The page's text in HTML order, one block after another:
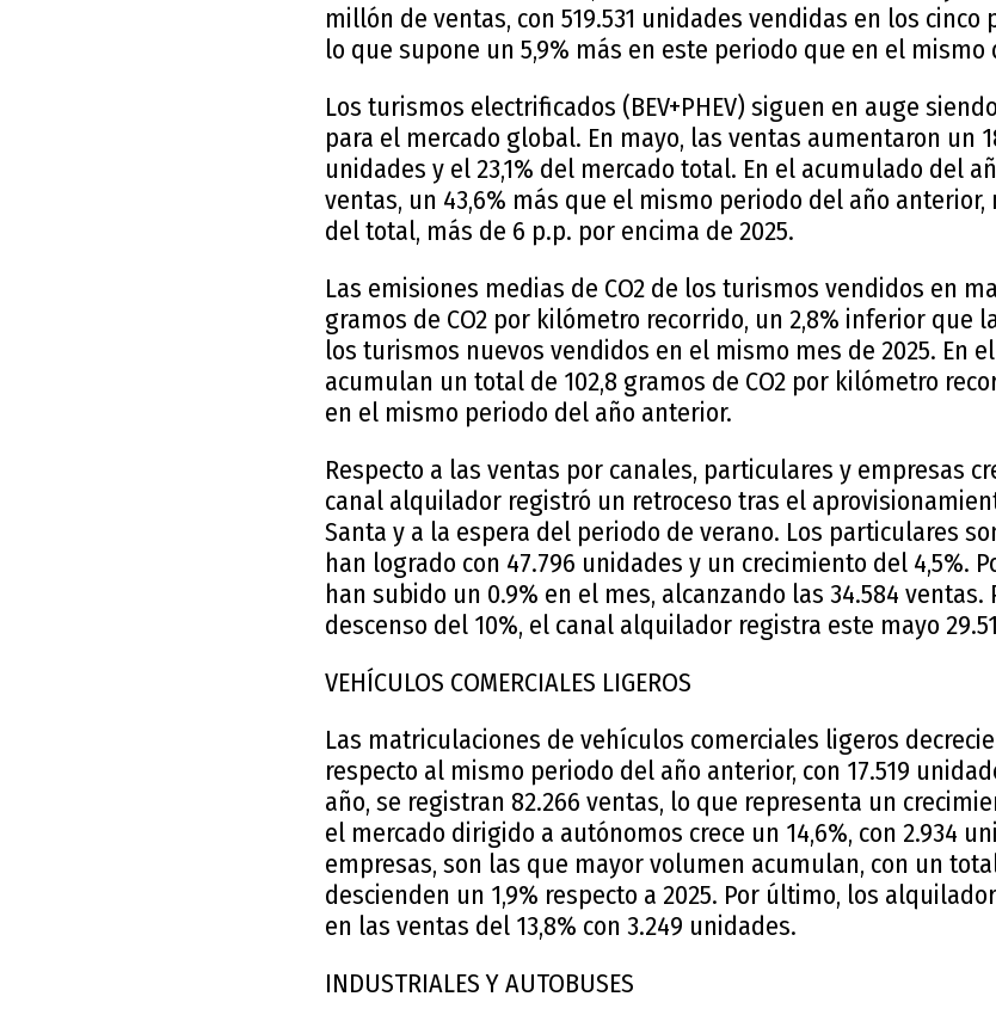
millón de ventas, con 519.531 unidades vendidas en los cinco
lo que supone un 5,9% más en este periodo que en el mismo
Los turismos electrificados (BEV+PHEV) siguen en auge
para el mercado global. En mayo, las ventas aumentaron un
unidades y el 23,1% del mercado total. En el acumulado del
ventas, un 43,6% más que el mismo periodo del año anterior,
del total, más de 6 p.p. por encima de 2025.
Las emisiones medias de CO2 de los turismos vendidos en
gramos de CO2 por kilómetro recorrido, un 2,8% inferior que
los turismos nuevos vendidos en el mismo mes de 2025. En
acumulan un total de 102,8 gramos de CO2 por kilómetro
en el mismo periodo del año anterior.
Respecto a las ventas por canales, particulares y empresas
canal alquilador registró un retroceso tras el
Santa y a la espera del periodo de verano. Los particulares
han logrado con 47.796 unidades y un crecimiento del 4,5%.
han subido un 0.9% en el mes, alcanzando las 34.584 ventas.
descenso del 10%, el canal alquilador registra este mayo
VEHÍCULOS COMERCIALES LIGEROS
Las matriculaciones de vehículos comerciales ligeros
respecto al mismo periodo del año anterior, con 17.519
año, se registran 82.266 ventas, lo que representa un
el mercado dirigido a autónomos crece un 14,6%, con 2.934
empresas, son las que mayor volumen acumulan, con un
descienden un 1,9% respecto a 2025. Por último, los
en las ventas del 13,8% con 3.249 unidades.
INDUSTRIALES Y AUTOBUSES